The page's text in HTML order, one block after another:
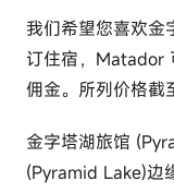
我们希望您喜欢金
订住宿，Matador
佣金。所列价格截
金字塔湖旅馆
(Pyramid Lake)边